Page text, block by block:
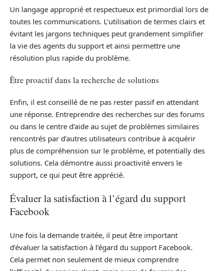
Un langage approprié et respectueux est primordial lors de
toutes les communications. L’utilisation de termes clairs et
évitant les jargons techniques peut grandement simplifier
la vie des agents du support et ainsi permettre une
résolution plus rapide du problème.
Être proactif dans la recherche de solutions
Enfin, il est conseillé de ne pas rester passif en attendant
une réponse. Entreprendre des recherches sur des forums
ou dans le centre d’aide au sujet de problèmes similaires
rencontrés par d’autres utilisateurs contribue à acquérir
plus de compréhension sur le problème, et potentially des
solutions. Cela démontre aussi proactivité envers le
support, ce qui peut être apprécié.
Évaluer la satisfaction à l’égard du support
Facebook
Une fois la demande traitée, il peut être important
d’évaluer la satisfaction à l’égard du support Facebook.
Cela permet non seulement de mieux comprendre